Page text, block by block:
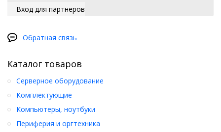
Вход для партнеров
Обратная связь
Каталог товаров
Серверное оборудование
Комплектующие
Компьютеры, ноутбуки
Периферия и оргтехника